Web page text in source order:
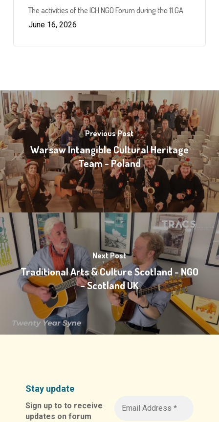
The activities of the ICH NGO Forum during the 11.GA
June 16, 2026
Previous Post
Warsaw Intangible Cultural Heritage
Team - Poland
Next Post
Traditional Arts & Culture Scotland - NGO
- Scotland UK
Stay update
Sign up to to receive
updates on forum